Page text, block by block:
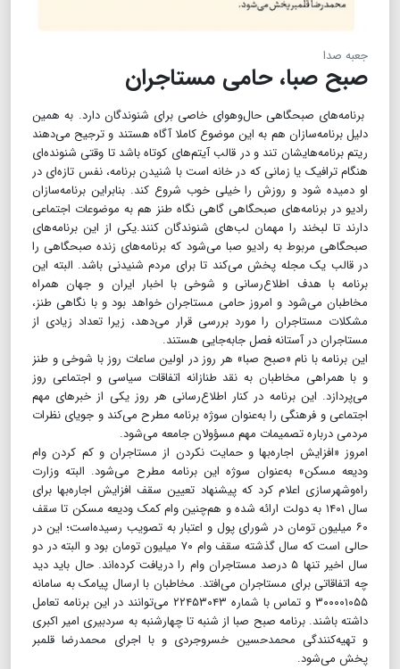
جعبه صدا
صبح صبا، حامی مستاجران
برنامه‌های صبحگاهی حال‌و‌هوای خاصی برای شنوندگان دارد. به همین
دلیل برنامه‌سازان هم به این موضوع کاملا آگاه هستند و ترجیح می‌دهند
ریتم برنامه‌هایشان تند و در قالب آیتم‌های کوتاه باشد تا وقتی شنونده‌ای
هنگام ترافیک یا زمانی که در خانه است با شنیدن برنامه، نفس تازه‌ای در
او دمیده شود و روزش را خیلی خوب شروع کند. بنابراین برنامه‌‌سازان
رادیو در برنامه‌های صبحگاهی گاهی نگاه طنز هم به موضوعات اجتماعی
دارند تا لبخند را مهمان لب‌های شنوندگان کنند.یکی از این برنامه‌های
صبحگاهی مربوط به رادیو صبا می‌شود که برنامه‌های زنده صبحگاهی را
در قالب یک مجله پخش می‌کند تا برای مردم شنیدنی باشد. البته این
برنامه با هدف اطلاع‌رسانی و شوخی با اخبار ایران و جهان همراه
مخاطبان می‌شود و امروز حامی مستاجران خواهد بود و با نگاهی طنز،
مشکلات مستاجران را مورد بررسی قرار می‌دهد، زیرا تعداد زیادی از
مستاجران در آستانه فصل جابه‌جایی هستند.
این برنامه با نام «صبح صبا» هر روز در اولین ساعات روز با شوخی و طنز
و با همراهی مخاطبان به نقد طنازانه اتفاقات سیاسی و اجتماعی روز
می‌پردازد. این برنامه در کنار اطلاع‌رسانی هر روز یکی از خبرهای مهم
اجتماعی و فرهنگی را به‌عنوان سوژه برنامه مطرح می‌کند و جویای نظرات
مردمی درباره تصمیمات مهم مسؤولان جامعه می‌شود.
امروز «افزایش اجاره‌بها و حمایت نکردن از مستاجران و کم کردن وام
ودیعه مسکن» به‌عنوان سوژه این برنامه مطرح می‌شود. البته وزارت
راه‌و‌شهرسازی اعلام کرد که پیشنهاد تعیین سقف افزایش اجاره‌بها برای
سال ۱۴۰۱ به دولت ارائه شده و هم‌چنین وام کمک ودیعه مسکن تا سقف
۶۰ میلیون تومان در شورای پول و اعتبار به تصویب رسیده‌است؛ این در
حالی است که سال گذشته سقف وام ۷۰ میلیون تومان بود و البته در دو
سال اخیر تنها ۵ درصد مستاجران وام را دریافت کرده‌اند. حال باید دید
چه اتفاقاتی برای مستاجران می‌افتد. مخاطبان با ارسال پیامک به سامانه
۳۰۰۰۰۱۰۵۵ و تماس با شماره ۲۲۴۵۳۰۴۳ می‌توانند در این برنامه تعامل
داشته باشند. برنامه صبح صبا از شنبه تا چهارشنبه به سردبیری امیر اکبری
و تهیه‌کنندگی محمدحسین خسروجردی و با اجرای محمدرضا قلمبر
پخش می‌شود.